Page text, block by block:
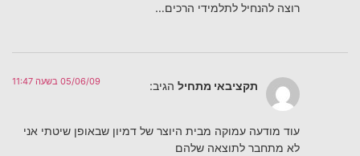
רוצה להנחיל לתלמידי הרכים…
תקציבאי מתחיל הגיב: 05/06/09 בשעה 11:47
עוד מודעה עמוקה מבית היוצר של דמיון שבאופן שיטתי אני
לא מתחבר לתוצאה שלהם